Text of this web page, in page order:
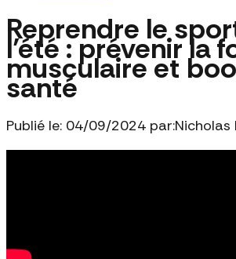
Reprendre le
l’été : prévenir la
musculaire et
santé
Publié le: 04/09/2024 par:Nicholas